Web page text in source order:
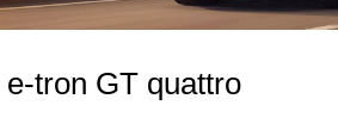
e-tron GT quattro